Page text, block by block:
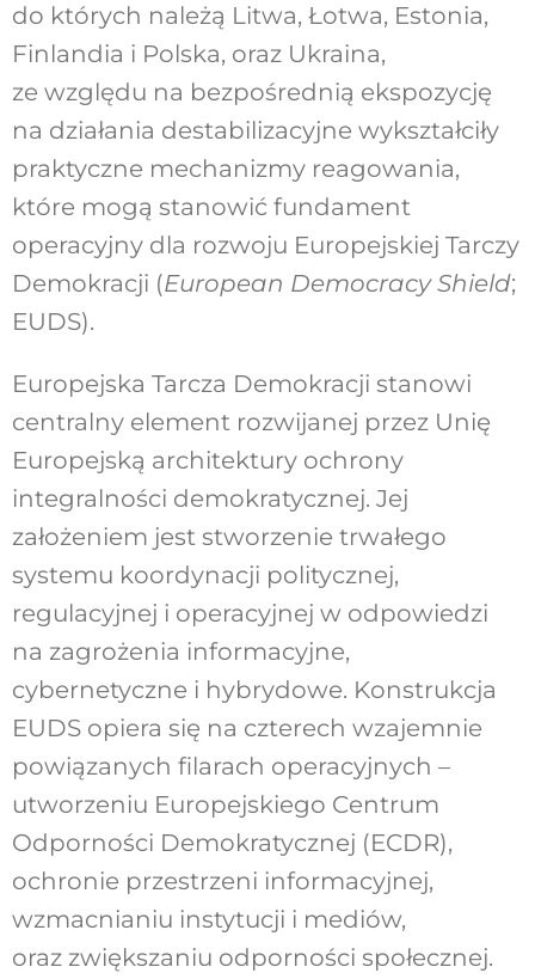
do których należą Litwa, Łotwa, Estonia,
Finlandia i Polska, oraz Ukraina,
ze względu na bezpośrednią ekspozycję
na działania destabilizacyjne wykształciły
praktyczne mechanizmy reagowania,
które mogą stanowić fundament
operacyjny dla rozwoju Europejskiej Tarczy
Demokracji (European Democracy Shield;
EUDS).
Europejska Tarcza Demokracji stanowi
centralny element rozwijanej przez Unię
Europejską architektury ochrony
integralności demokratycznej. Jej
założeniem jest stworzenie trwałego
systemu koordynacji politycznej,
regulacyjnej i operacyjnej w odpowiedzi
na zagrożenia informacyjne,
cybernetyczne i hybrydowe. Konstrukcja
EUDS opiera się na czterech wzajemnie
powiązanych filarach operacyjnych –
utworzeniu Europejskiego Centrum
Odporności Demokratycznej (ECDR),
ochronie przestrzeni informacyjnej,
wzmacnianiu instytucji i mediów,
oraz zwiększaniu odporności społecznej.